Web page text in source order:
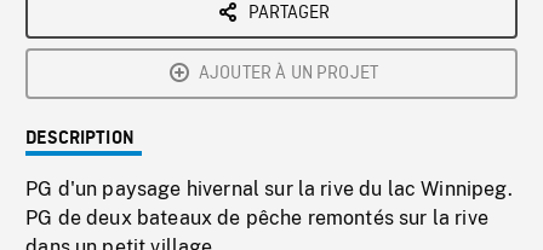
PARTAGER
AJOUTER À UN PROJET
DESCRIPTION
PG d'un paysage hivernal sur la rive du lac Winnipeg.
PG de deux bateaux de pêche remontés sur la rive